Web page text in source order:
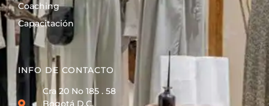
INFO DE CONTACTO
Cra 20 No 185 . 58
Bogotá D.C.
Coaching
Capacitación